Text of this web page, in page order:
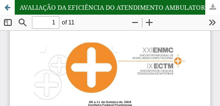
AVALIAÇÃO DA EFICIÊNCIA DO ATENDIMENTO AMBULATORIAL EM UMA UNIDADE PEDIÁTRICA EM ITABUNA- BA A PARTIR DO ESTUDO DE TEORIA DAS FILAS E SIMULAÇÃO